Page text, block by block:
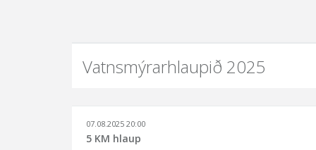
Vatnsmýrarhlaupið 2025
07.08.2025 20:00
5 KM hlaup